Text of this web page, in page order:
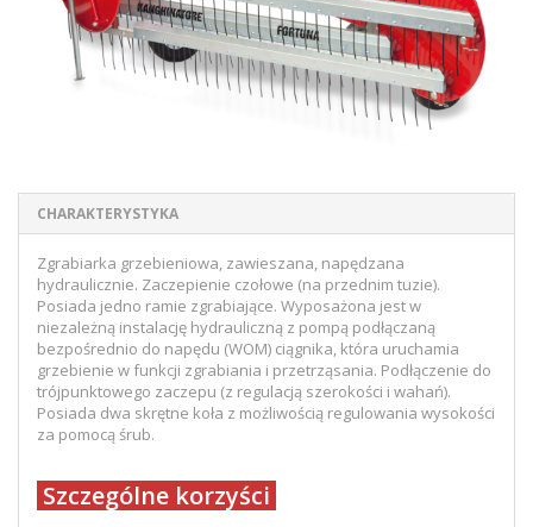
CHARAKTERYSTYKA
Zgrabiarka grzebieniowa, zawieszana, napędzana
hydraulicznie. Zaczepienie czołowe (na przednim tuzie).
Posiada jedno ramie zgrabiające. Wyposażona jest w
niezależną instalację hydrauliczną z pompą podłączaną
bezpośrednio do napędu (WOM) ciągnika, która uruchamia
grzebienie w funkcji zgrabiania i przetrząsania. Podłączenie do
trójpunktowego zaczepu (z regulacją szerokości i wahań).
Posiada dwa skrętne koła z możliwością regulowania wysokości
za pomocą śrub.
Szczególne korzyści